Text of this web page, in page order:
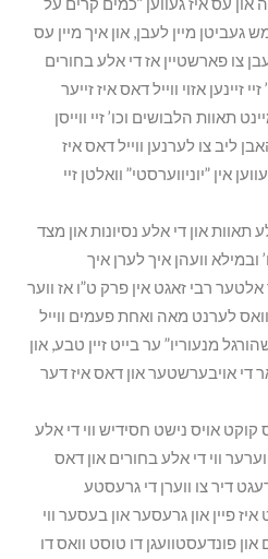
מיין לעבן, און איך מיין עס
צו פארשטיין אז די אלע בחורים
זיינען אזוי ווייל דאס איז זייער
תאוות הלבושים וכו’ זיי ווייסן
ליב צו לערנען ווייל דאס איז
אין ”יוניווערסטי” וואלטן זיי
תאוות און די אלע נסיונות און מצד
ובמילא וועהן איך לערן איך
אלטער רבי זאגט אין פרק ט”ו אז ווער
לערנט מאה ואחת פעמים ווייל
מנעוריו” ער בייט זיין טבע, און
די אויבערשטער און דאס איז דער
קוקט אויס נישט חסידיש ווי די אלע
ווי די אלע בחורים און דאס
דיר צו ווערן די גרעסטע
פיין און גרעסער און בעסער ווי
און פונדעסטוועגן דו טוסט וואס דו